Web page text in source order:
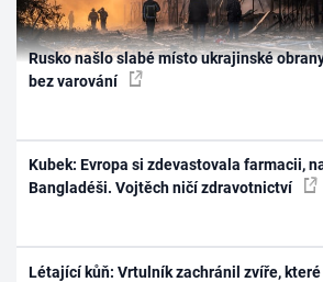
Rusko našlo slabé místo ukrajinské
bez varování
Kubek: Evropa si zdevastovala farmacii,
Bangladéši. Vojtěch ničí zdravotnictví
Létající kůň: Vrtulník zachránil zvíře,